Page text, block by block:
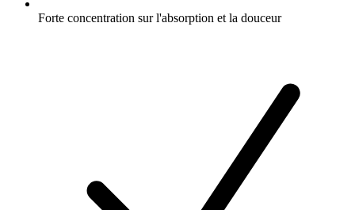
Forte concentration sur l'absorption et la douceur